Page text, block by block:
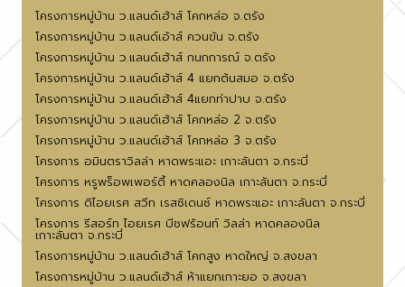
โครงการหมู่บ้าน ว.แลนด์เฮ้าส์ โคกหล่อ จ.ตรัง
โครงการหมู่บ้าน ว.แลนด์เอ้าส์ ควนขัน จ.ตรัง
โครงการหมู่บ้าน ว.แลนด์เฮ้าส์ กนกการณ์ จ.ตรัง
โครงการหมู่บ้าน ว.แลนด์เฮ้าส์ 4 แยกต้นสมอ จ.ตรัง
โครงการหมู่บ้าน ว.แลนด์เฮ้าส์ 4แยกท่าปาบ จ.ตรัง
โครงการหมู่บ้าน ว.แลนด์เฮ้าส์ โคกหล่อ 2 จ.ตรัง
โครงการหมู่บ้าน ว.แลนด์เฮ้าส์ โคกหล่อ 3 จ.ตรัง
โครงการ อมินตราวิลล่า หาดพระแอะ เกาะลันตา จ.กระบี่
โครงการ หรูพร็อพเพอร์ตี้ หาดคลองนิล เกาะลันตา จ.กระบี่
โครงการ ดิไอยเรศ สวีท เรสซิเดนซ์ หาดพระแอะ เกาะลันตา จ.กระบี่
โครงการ รีสอร์ท ไอยเรศ บีชฟร้อนท์ วิลล่า หาดคลองนิล
เกาะลันตา จ.กระบี่
โครงการหมู่บ้าน ว.แลนด์เฮ้าส์ โคกสูง หาดใหญ่ จ.สงขลา
โครงการหมู่บ้าน ว.แลนด์เฮ้าส์ ห้าแยกเกาะยอ จ.สงขลา